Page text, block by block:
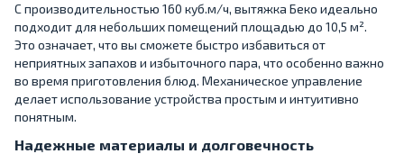
С производительностью 160 куб.м/ч, вытяжка Беко идеально
подходит для небольших помещений площадью до 10,5 м².
Это означает, что вы сможете быстро избавиться от
неприятных запахов и избыточного пара, что особенно важно
во время приготовления блюд. Механическое управление
делает использование устройства простым и интуитивно
понятным.
Надежные материалы и долговечность